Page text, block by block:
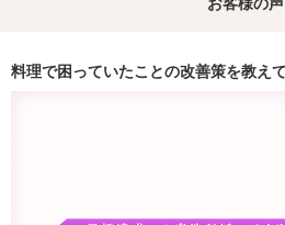
料理で困っていたことの改善策を教え